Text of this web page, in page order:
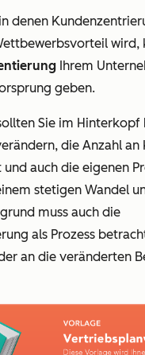
denen
wird,
Ihrem
geben.
Sie im Hinterkopf
die Anzahl an
auch die eigenen
stetigen Wandel
muss auch die
als Prozess
an die veränderten